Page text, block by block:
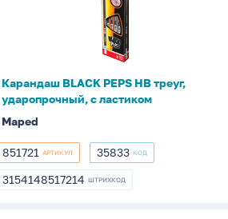
ударопрочный,
Карандаш BLACK PEPS НВ треуг,
ударопрочный, с ластиком
Maped
851721
851721 АРТИКУЛ 35833
35833 КОД
3154148517214
3154148517214 ШТРИХКОД